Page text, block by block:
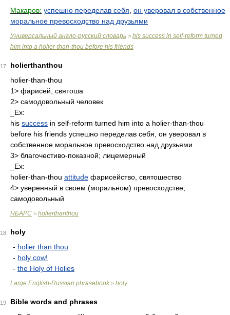
Макаров: успешно переделав себя он уверовал в собственное
моральное превосходство над друзьями
Универсальный англо-русский словарь > his success in self-reform turned
him into a holier-than-thou before his friends
17
holierthanthou
holier-than-thou
1> фарисей, святоша
2> самодовольный человек
_Ex:
his success in self-reform turned him into a holier-than-thou
before his friends успешно переделав себя, он уверовал в
собственное моральное превосходство над друзьями
3> благочестиво-показной; лицемерный
_Ex:
holier-than-thou attitude фарисейство, святошество
4> уверенный в своем (моральном) превосходстве;
самодовольный
НБАРС > holierthanthou
18
holy
- holier than thou
- holy cow!
- the Holy of Holies
Large English-Russian phrasebook > holy
19
Bible words and phrases